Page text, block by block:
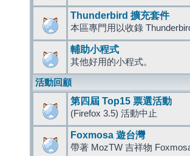
Thunderbird 擴充套件
本區專門用以收錄
輔助小程式
其他好用的小程式。
活動回顧
第四屆 Top15 票選活動
(Firefox 3.5) 活動中止
Foxmosa 遊台灣
帶著 MozTW 吉祥物